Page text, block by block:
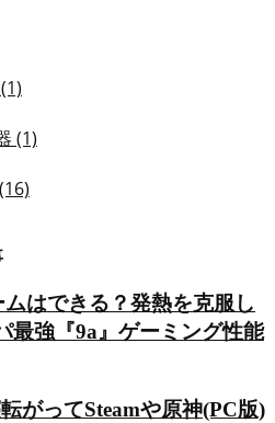
(1)
(1)
(16)
ムはできる？発熱を克服し
最強『9a』ゲーミング性能
がってSteamや原神(PC版)